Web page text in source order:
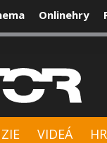
Onlinehry
VIDEÁ